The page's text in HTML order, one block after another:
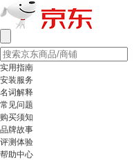
实用指南
安装服务
名词解释
常见问题
购买须知
品牌故事
评测体验
帮助中心